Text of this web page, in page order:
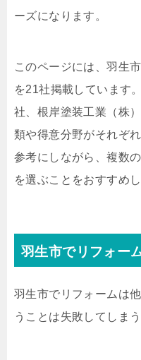
ーズになります。
このページには、羽生
を21社掲載しています
社、根岸塗装工業（株
類や得意分野がそれぞ
参考にしながら、複数
を選ぶことをおすすめし
羽生市でリフォー
羽生市でリフォームは
うことは失敗してしま